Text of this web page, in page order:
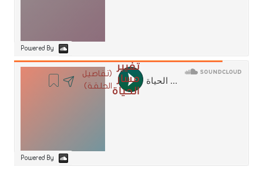
Powered By
تغيير
مسار
الحياة
(تفاصيل
الحلقة)
Powered By